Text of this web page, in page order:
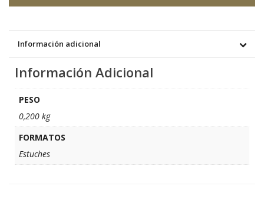
Información adicional
Información Adicional
PESO
0,200 kg
FORMATOS
Estuches